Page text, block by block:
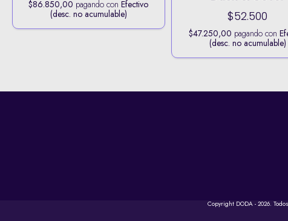
$86.850,00 pagando conEfectivo
(desc. no acumulable)
$52.500
$47.250,00 pagando con
(desc. no acumulable)
Copyright DODA - 2026.